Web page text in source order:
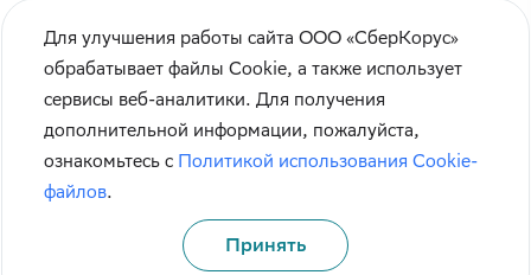
© СберКорус 2004-2026
Санкт-Петербург, наб. Обводного канала, 60А
Кибербезопасность
Правила использования сайта
Карта сайта
Для улучшения работы сайта ООО «СберКорус»
обрабатывает файлы Cookie, а также использует
сервисы веб-аналитики. Для получения
дополнительной информации, пожалуйста,
ознакомьтесь с Политикой использования Cookie-
файлов.
Принять